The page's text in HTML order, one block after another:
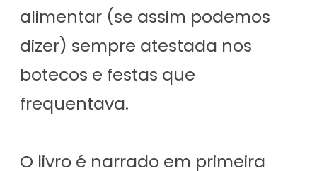
alimentar (se assim podemos
dizer) sempre atestada nos
botecos e festas que
frequentava.
O livro é narrado em primeira